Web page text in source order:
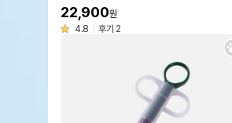
22,900원
4.8
후기 2